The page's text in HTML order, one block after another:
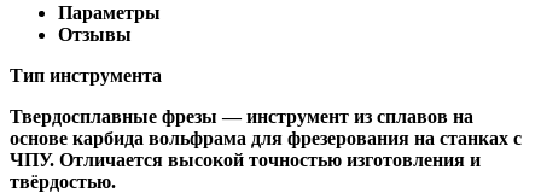
Параметры
Отзывы
Тип инструмента
Твердосплавные фрезы — инструмент из сплавов на
основе карбида вольфрама для фрезерования на станках с
ЧПУ. Отличается высокой точностью изготовления и
твёрдостью.